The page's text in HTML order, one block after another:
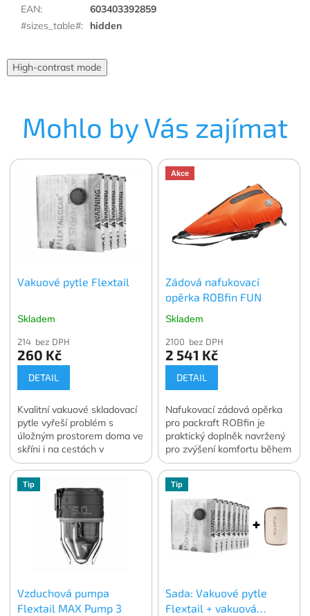
EAN:
603403392859
#sizes_table#: hidden
High-contrast mode
Mohlo by Vás zajímat
Vakuové pytle Flextail
Skladem
214 bez DPH
260 Kč
DETAIL
Kvalitní vakuové skladovací
pytle vyřeší problém s
úložným prostorem doma ve
skříni i na cestách v
zavazadle. Vakuování
dokáže zmenšit objem
skladovaného oblečení a
lůžkovin o 70 až 90 %.
Ochrání skladované věci
před prachem, vlhkostí, moly
nebo plísní ať už je
skladujete kdekoli. V balení
4 ks. vybrané velikosti.
distribuce.
Akce
Zádová nafukovací
opěrka ROBfin FUN
Skladem
2100 bez DPH
2 541 Kč
DETAIL
Nafukovací zádová opěrka
pro packraft ROBfin je
praktický doplněk navržený
pro zvýšení komfortu během
pádlování.
Tip
Vzduchová pumpa
Flextail MAX Pump 3
Tip
Sada: Vakuové pytle
Flextail + vakuová